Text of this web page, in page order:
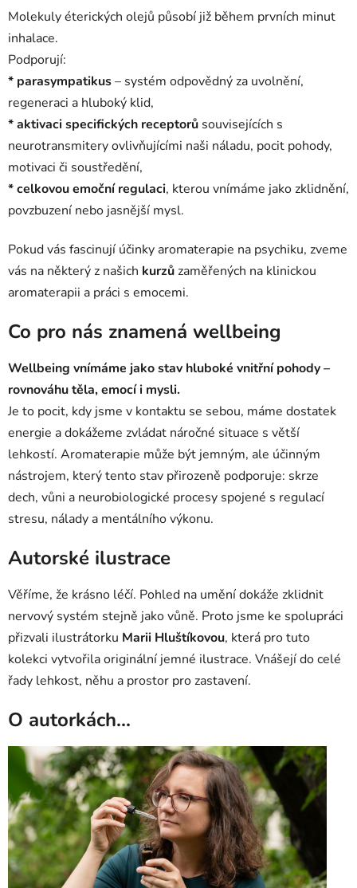
Molekuly éterických olejů působí již během prvních minut
inhalace.
Podporují:
* parasympatikus– systém odpovědný za uvolnění,
regeneraci a hluboký klid,
* aktivaci specifických receptorů souvisejících s
neurotransmitery ovlivňujícími naši náladu, pocit pohody,
motivaci či soustředění,
* celkovou emoční regulaci, kterou vnímáme jako zklidnění,
povzbuzení nebo jasnější mysl.
Pokud vás fascinují účinky aromaterapie na psychiku, zveme
vás na některý z našich kurzůzaměřených na klinickou
aromaterapii a práci s emocemi.
Co pro nás znamená wellbeing
Wellbeing vnímáme jako stav hluboké vnitřní pohody –
rovnováhu těla, emocí i mysli.
Je to pocit, kdy jsme v kontaktu se sebou, máme dostatek
energie a dokážeme zvládat náročné situace s větší
lehkostí. Aromaterapie může být jemným, ale účinným
nástrojem, který tento stav přirozeně podporuje: skrze
dech, vůni a neurobiologické procesy spojené s regulací
stresu, nálady a mentálního výkonu.
Autorské ilustrace
Věříme, že krásno léčí. Pohled na umění dokáže zklidnit
nervový systém stejně jako vůně. Proto jsme ke spolupráci
přizvali ilustrátorku Marii Hluštíkovou, která pro tuto
kolekci vytvořila originální jemné ilustrace. Vnášejí do celé
řady lehkost, něhu a prostor pro zastavení.
O autorkách...